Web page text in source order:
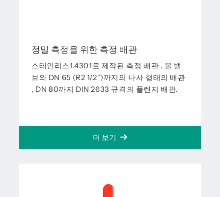
정밀 측정을 위한 측정 배관
스테인리스1.4301로 제작된 측정 배관 , 볼 밸
브와 DN 65 (R2 1/2")까지의 나사 형태의 배관
, DN 80까지 DIN 2633 규격의 플렌지 배관.
더 보기